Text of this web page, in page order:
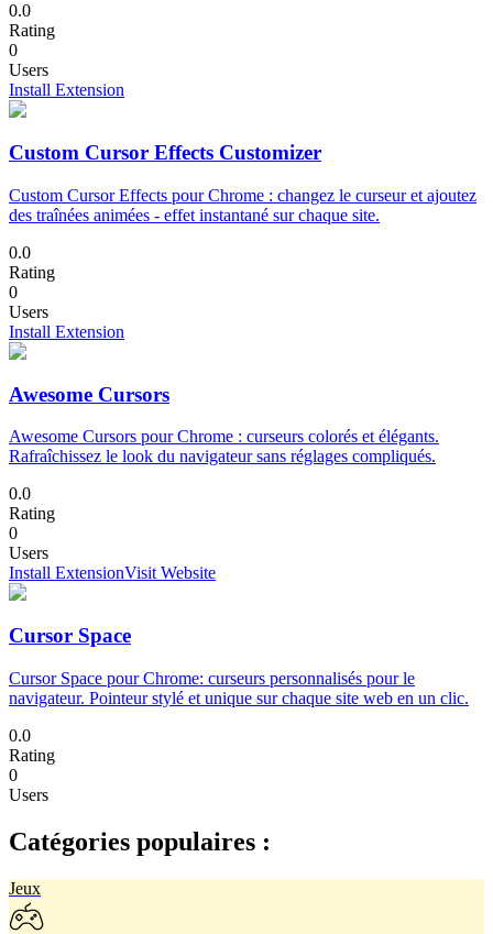
0.0
Rating
0
Users
Install Extension
Custom Cursor Effects Customizer
Custom Cursor Effects pour Chrome : changez le curseur et ajoutez
des traînées animées - effet instantané sur chaque site.
0.0
Rating
0
Users
Install Extension
Awesome Cursors
Awesome Cursors pour Chrome : curseurs colorés et élégants.
Rafraîchissez le look du navigateur sans réglages compliqués.
0.0
Rating
0
Users
Install ExtensionVisit Website
Cursor Space
Cursor Space pour Chrome: curseurs personnalisés pour le
navigateur. Pointeur stylé et unique sur chaque site web en un clic.
0.0
Rating
0
Users
Catégories populaires :
Jeux